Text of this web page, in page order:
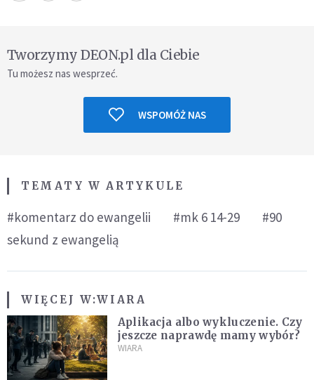
Tworzymy DEON.pl dla Ciebie
Tu możesz nas wesprzeć.
WSPOMÓŻ NAS
TEMATY W ARTYKULE
#komentarz do ewangelii #mk 6 14-29
#90
sekund z ewangelią
WIĘCEJ W:WIARA
Aplikacja albo wykluczenie. Czy
jeszcze naprawdę mamy wybór?
WIARA